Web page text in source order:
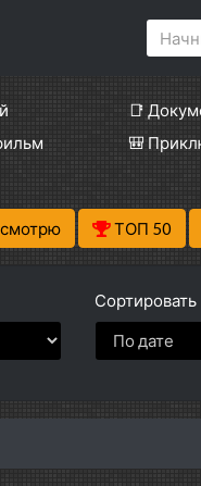
📑
🎒
ТОП 50
Сортировать